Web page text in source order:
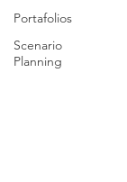
Portafolios
Scenario
Planning